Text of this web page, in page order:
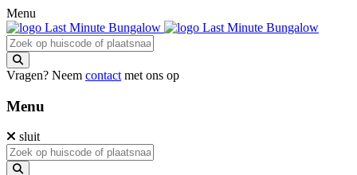
Menu
Vragen? Neem contact met ons op
Menu
sluit